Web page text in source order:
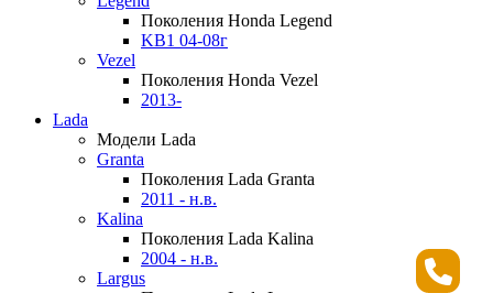
Поколения Honda Legend
KB1 04-08г
Vezel
Поколения Honda Vezel
2013-
Lada
Модели Lada
Granta
Поколения Lada Granta
2011 - н.в.
Kalina
Поколения Lada Kalina
2004 - н.в.
Largus